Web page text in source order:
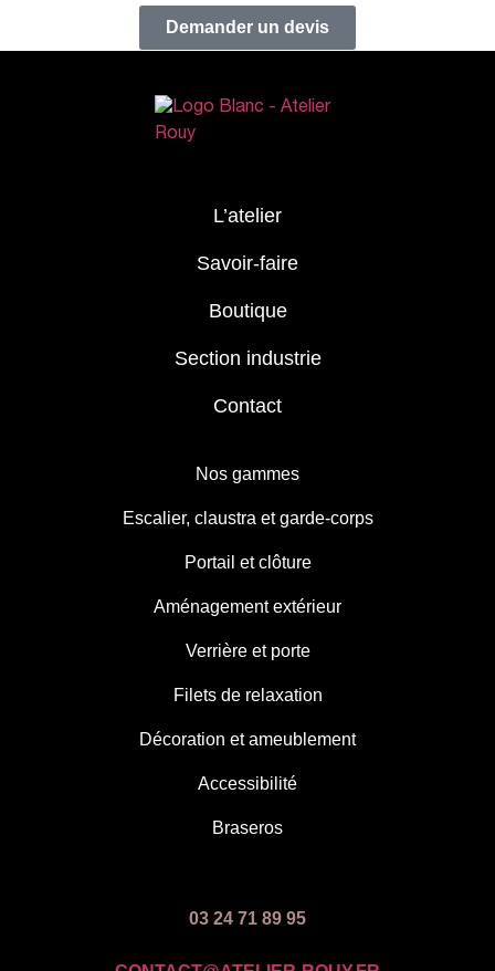
Demander un devis
L’atelier
Savoir-faire
Boutique
Section industrie
Contact
Nos gammes
Escalier, claustra et garde-corps
Portail et clôture
Aménagement extérieur
Verrière et porte
Filets de relaxation
Décoration et ameublement
Accessibilité
Braseros
03 24 71 89 95